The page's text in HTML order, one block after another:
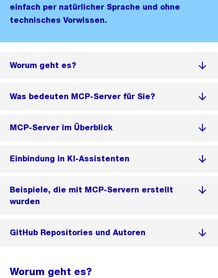
einfach per natürlicher Sprache und ohne
technisches Vorwissen.
Worum geht es?
Was bedeuten MCP-Server für Sie?
MCP-Server im Überblick
Einbindung in KI-Assistenten
Beispiele, die mit MCP-Servern erstellt
wurden
GitHub Repositories und Autoren
Worum geht es?